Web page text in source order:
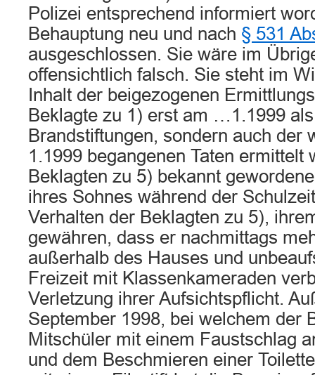
Polizei entsprechend informiert
Behauptung neu und nach § 531
ausgeschlossen. Sie wäre im
offensichtlich falsch. Sie steht im
Inhalt der beigezogenen
Beklagte zu 1) erst am …1.1999
Brandstiftungen, sondern auch
1.1999 begangenen Taten ermittelt
Beklagten zu 5) bekannt
ihres Sohnes während der
Verhalten der Beklagten zu 5),
gewähren, dass er nachmittags
außerhalb des Hauses und
Freizeit mit Klassenkameraden
Verletzung ihrer Aufsichtspflicht.
September 1998, bei welchem der
Mitschüler mit einem Faustschlag
und dem Beschmieren einer